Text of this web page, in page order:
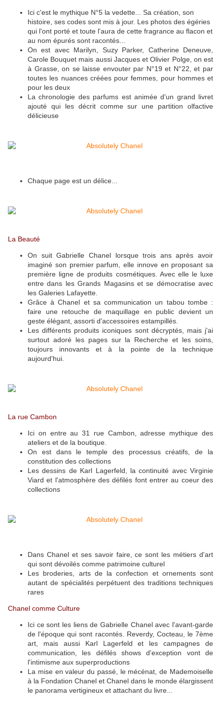
Ici c'est le mythique N°5 la vedette... Sa création, son
histoire, ses codes sont mis à jour. Les photos des égéries
qui l'ont porté et toute l'aura de cette fragrance au flacon et
au nom épurés sont racontés...
On est avec Marilyn, Suzy Parker, Catherine Deneuve,
Carole Bouquet mais aussi Jacques et Olivier Polge, on est
à Grasse, on se laisse envouter par N°19 et N°22, et par
toutes les nuances créées pour femmes, pour hommes et
pour les deux
La chronologie des parfums est animée d'un grand livret
ajouté qui les décrit comme sur une partition olfactive
délicieuse
Chaque page est un délice...
La Beauté
On suit Gabrielle Chanel lorsque trois ans après avoir
imaginé son premier parfum, elle innove en proposant sa
première ligne de produits cosmétiques. Avec elle le luxe
entre dans les Grands Magasins et se démocratise avec
les Galeries Lafayette.
Grâce à Chanel et sa communication un tabou tombe :
faire une retouche de maquillage en public devient un
geste élégant, assorti d'accessoires estampillés.
Les différents produits iconiques sont décryptés, mais j'ai
surtout adoré les pages sur la Recherche et les soins,
toujours innovants et à la pointe de la technique
aujourd'hui.
La rue Cambon
Ici on entre au 31 rue Cambon, adresse mythique des
ateliers et de la boutique.
On est dans le temple des processus créatifs, de la
constitution des collections
Les dessins de Karl Lagerfeld, la continuité avec Virginie
Viard et l'atmosphère des défilés font entrer au coeur des
collections
Dans Chanel et ses savoir faire, ce sont les métiers d'art
qui sont dévoilés comme patrimoine culturel
Les broderies, arts de la confection et ornements sont
autant de spécialités perpétuent des traditions techniques
rares
Chanel comme Culture
Ici ce sont les liens de Gabrielle Chanel avec l'avant-garde
de l'époque qui sont racontés. Reverdy, Cocteau, le 7ème
art, mais aussi Karl Lagerfeld et les campagnes de
communication, les défilés shows d'exception vont de
l'intimisme aux superproductions
La mise en valeur du passé, le mécénat, de Mademoiselle
à la Fondation Chanel et Chanel dans le monde élargissent
le panorama vertigineux et attachant du livre...